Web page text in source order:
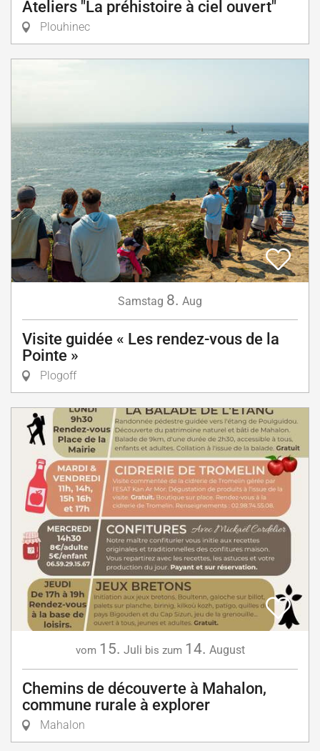
Ateliers "La préhistoire à ciel ouvert"
Plouhinec
Samstag 8. Aug
Visite guidée « Les rendez-vous de la
Pointe »
Plogoff
vom 15. Juli bis zum 14. August
Chemins de découverte à Mahalon,
commune rurale à explorer
Mahalon